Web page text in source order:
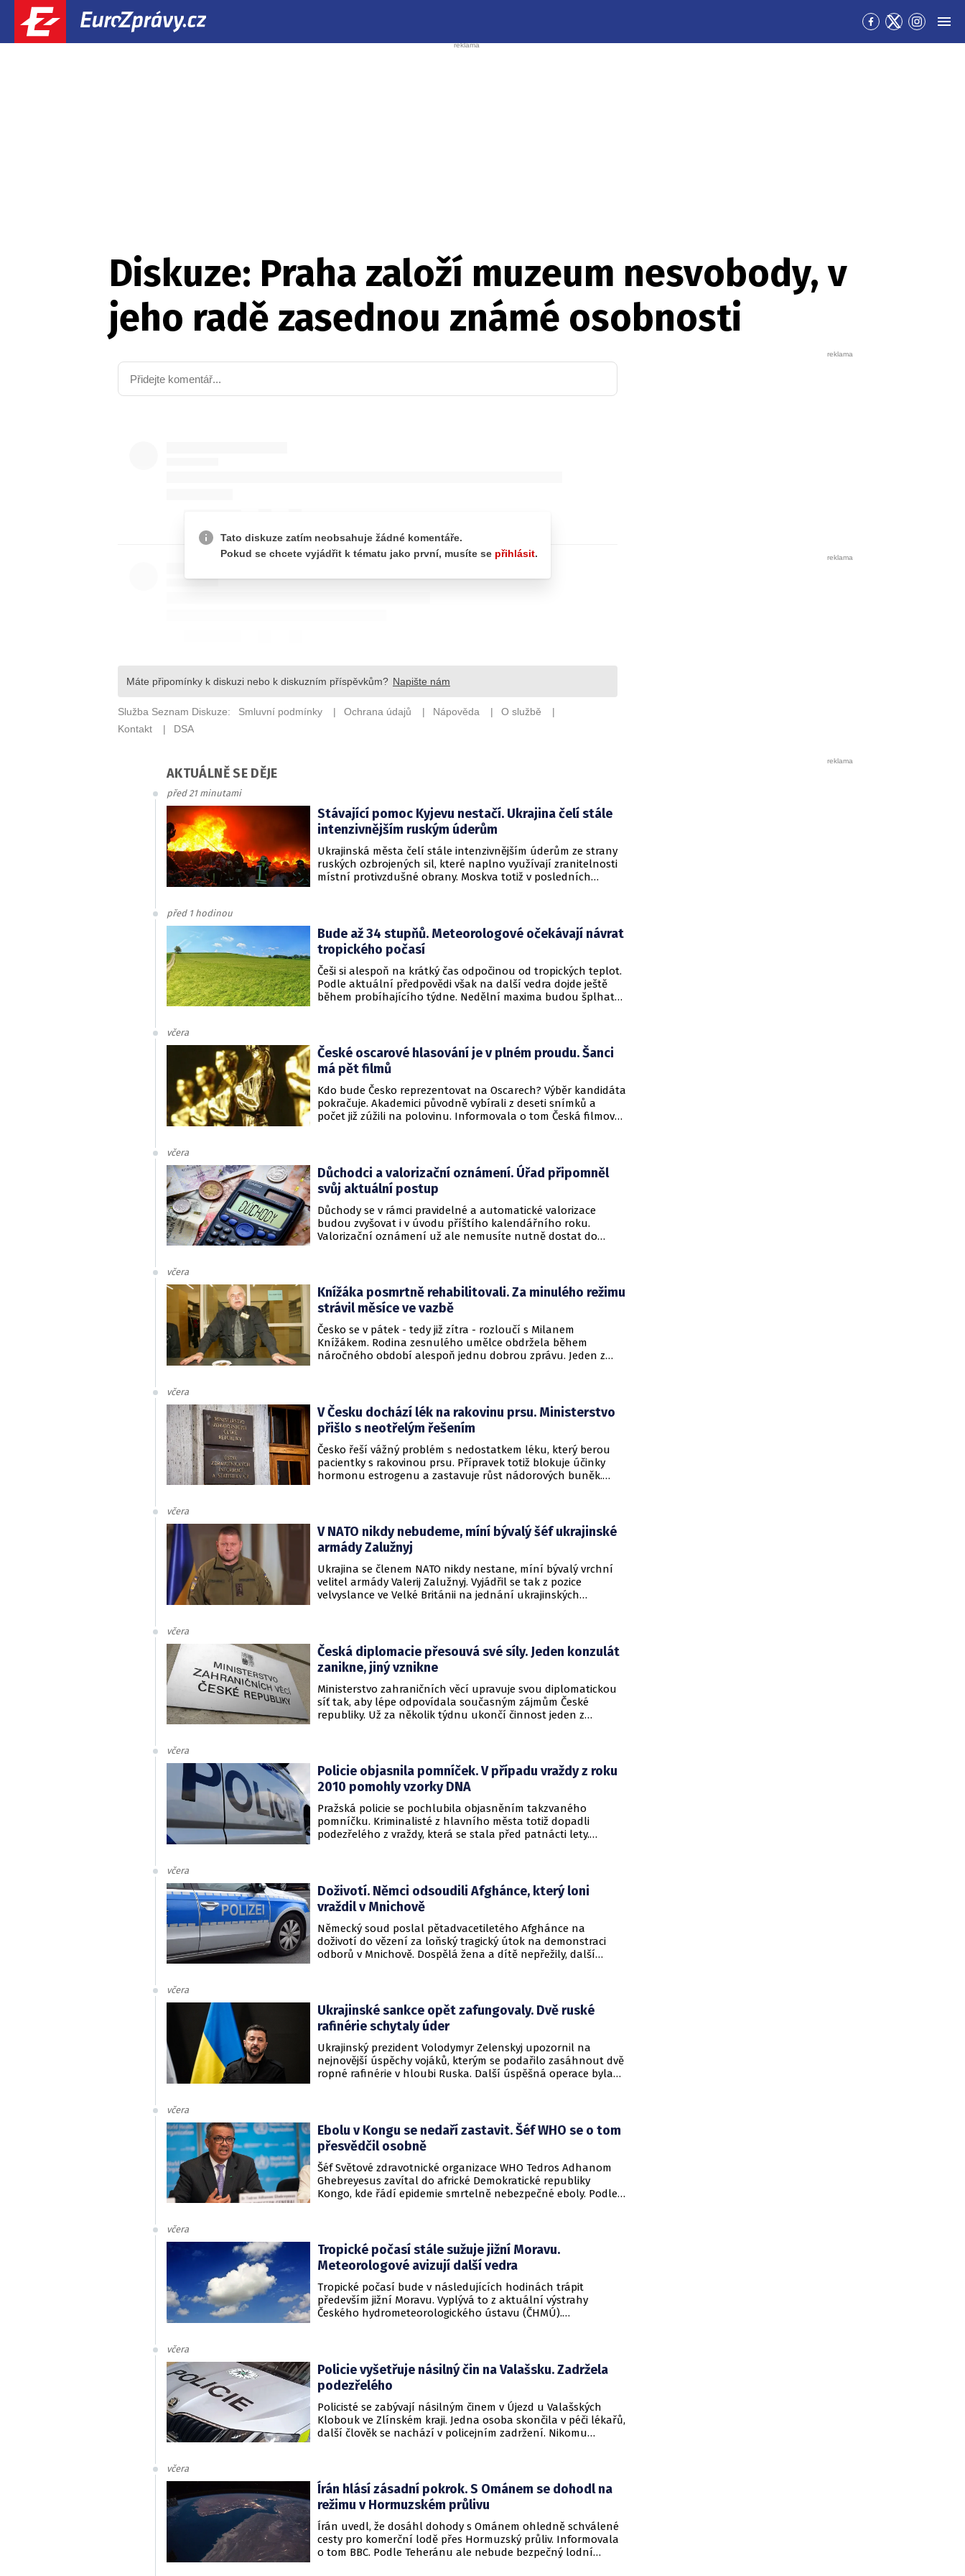
Přejít
na
Přejít
na
Přejít
na
Diskuze: Praha založí muzeum nesvobody, v
jeho radě zasednou známé osobnosti
AKTUÁLNĚ SE DĚJE
před 21 minutami
Stávající pomoc Kyjevu nestačí. Ukrajina čelí stále
intenzivnějším ruským úderům
Ukrajinská města čelí stále intenzivnějším úderům ze strany
ruských ozbrojených sil, které naplno využívají zranitelnosti
místní protivzdušné obrany. Moskva totiž v posledních
obyvatelstvu dává jen pramalou šanci se včas ukrýt.
před 1 hodinou
Bude až 34 stupňů. Meteorologové očekávají návrat
tropického počasí
Češi si alespoň na krátký čas odpočinou od tropických teplot.
Podle aktuální předpovědi však na další vedra dojde ještě
během probíhajícího týdne. Nedělní maxima budou šplhat
včera
České oscarové hlasování je v plném proudu. Šanci
má pět filmů
Kdo bude Česko reprezentovat na Oscarech? Výběr kandidáta
pokračuje. Akademici původně vybírali z deseti snímků a
počet již zúžili na polovinu. Informovala o tom Česká filmová
včera
Důchodci a valorizační oznámení. Úřad připomněl
svůj aktuální postup
Důchody se v rámci pravidelné a automatické valorizace
budou zvyšovat i v úvodu příštího kalendářního roku.
Valorizační oznámení už ale nemusíte nutně dostat do
včera
Knížáka posmrtně rehabilitovali. Za minulého režimu
strávil měsíce ve vazbě
Česko se v pátek - tedy již zítra - rozloučí s Milanem
Knížákem. Rodina zesnulého umělce obdržela během
náročného období alespoň jednu dobrou zprávu. Jeden z
včera
V Česku dochází lék na rakovinu prsu. Ministerstvo
přišlo s neotřelým řešením
Česko řeší vážný problém s nedostatkem léku, který berou
pacientky s rakovinou prsu. Přípravek totiž blokuje účinky
hormonu estrogenu a zastavuje růst nádorových buněk.
včera
V NATO nikdy nebudeme, míní bývalý šéf ukrajinské
armády Zalužnyj
Ukrajina se členem NATO nikdy nestane, míní bývalý vrchní
velitel armády Valerij Zalužnyj. Vyjádřil se tak z pozice
velvyslance ve Velké Británii na jednání ukrajinských
včera
Česká diplomacie přesouvá své síly. Jeden konzulát
zanikne, jiný vznikne
Ministerstvo zahraničních věcí upravuje svou diplomatickou
síť tak, aby lépe odpovídala současným zájmům České
republiky. Už za několik týdnu ukončí činnost jeden z
včera
Policie objasnila pomníček. V případu vraždy z roku
2010 pomohly vzorky DNA
Pražská policie se pochlubila objasněním takzvaného
pomníčku. Kriminalisté z hlavního města totiž dopadli
podezřelého z vraždy, která se stala před patnácti lety.
včera
Doživotí. Němci odsoudili Afghánce, který loni
vraždil v Mnichově
Německý soud poslal pětadvacetiletého Afghánce na
doživotí do vězení za loňský tragický útok na demonstraci
odborů v Mnichově. Dospělá žena a dítě nepřežily, další
včera
Ukrajinské sankce opět zafungovaly. Dvě ruské
rafinérie schytaly úder
Ukrajinský prezident Volodymyr Zelenskyj upozornil na
nejnovější úspěchy vojáků, kterým se podařilo zasáhnout dvě
ropné rafinérie v hloubi Ruska. Další úspěšná operace byla
včera
Ebolu v Kongu se nedaří zastavit. Šéf WHO se o tom
přesvědčil osobně
Šéf Světové zdravotnické organizace WHO Tedros Adhanom
Ghebreyesus zavítal do africké Demokratické republiky
Kongo, kde řádí epidemie smrtelně nebezpečné eboly. Podle
včera
Tropické počasí stále sužuje jižní Moravu.
Meteorologové avizují další vedra
Tropické počasí bude v následujících hodinách trápit
především jižní Moravu. Vyplývá to z aktuální výstrahy
Českého hydrometeorologického ústavu (ČHMÚ).
včera
Policie vyšetřuje násilný čin na Valašsku. Zadržela
podezřelého
Policisté se zabývají násilným činem v Újezd u Valašských
Klobouk ve Zlínském kraji. Jedna osoba skončila v péči lékařů,
další člověk se nachází v policejním zadržení. Nikomu
včera
Írán hlásí zásadní pokrok. S Ománem se dohodl na
režimu v Hormuzském průlivu
Írán uvedl, že dosáhl dohody s Ománem ohledně schválené
cesty pro komerční lodě přes Hormuzský průliv. Informovala
o tom BBC. Podle Teheránu ale nebude bezpečný lodní